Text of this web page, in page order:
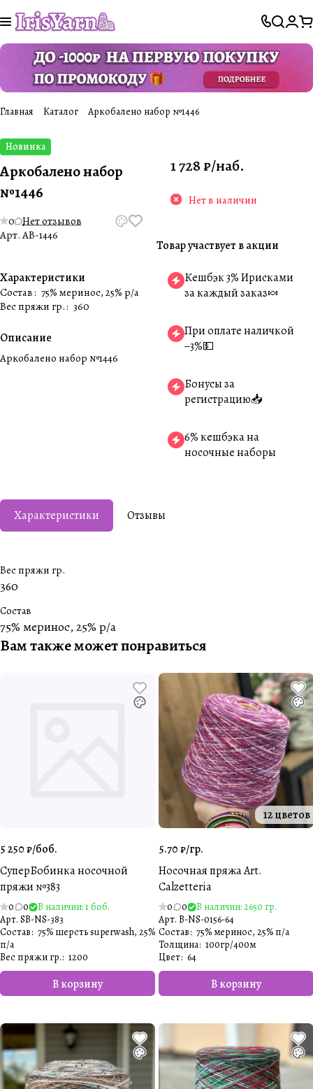
Главная Каталог Аркобалено набор №1446
Новинка
Аркобалено набор
№1446
0 Нет отзывов
Арт.AB-1446
Характеристики
Состав: 75% меринос, 25% p/a
Вес пряжи гр.: 360
Описание
Аркобалено набор №1446
1 728 ₽/наб.
Нет в наличии
Товар участвует в акции
Кешбэк 3% Ирисками
за каждый заказ🍬
При оплате наличкой
−3%💵
Бонусы за
регистрацию📥
6% кешбэка на
носочные наборы
Характеристики Отзывы
Вес пряжи гр.
360
Состав
75% меринос, 25% p/a
Вам также может понравиться
5 250 ₽/боб.
СуперБобинка носочной
пряжи №383
0 0
В наличии: 1 боб.
Арт. SB-NS-383
В корзину
Состав: 75% шерсть superwash, 25%
п/а
Вес пряжи гр.: 1200
12 цветов
5.70 ₽/гр.
Носочная пряжа Art.
Calzetteria
0 0
В наличии: 2650 гр.
Арт. B-NS-0156-64
В корзину
Состав: 75% меринос, 25% п/а
Толщина: 100гр/400м
Цвет: 64